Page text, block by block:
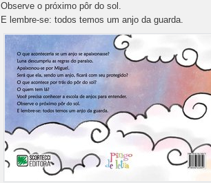
Observe o próximo pôr do sol.
E lembre-se: todos temos um anjo da guarda.